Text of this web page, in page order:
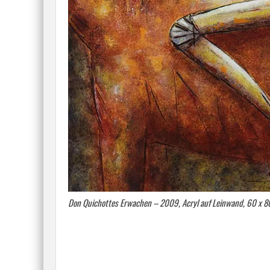
Don Quichottes Erwachen – 2009, Acryl auf Leinwand, 60 x